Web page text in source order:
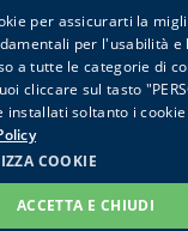
Iscriviti alla newsletter
Whistleblowing
Milano REA n. 1118800
per assicurarti la
per l'usabilità e
a tutte le categorie di
cliccare sul tasto
installati soltanto i
COOKIE
ACCETTA E CHIUDI